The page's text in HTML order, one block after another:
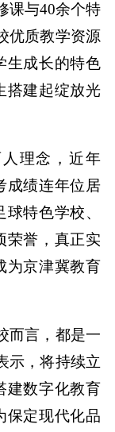
课与40余个特
优质教学资源
生成长的特色
搭建起绽放光
理念，近年
成绩连年位居
特色学校、
荣誉，真正实
为京津冀教育
而言，都是一
示，将持续立
建数字化教育
保定现代化品